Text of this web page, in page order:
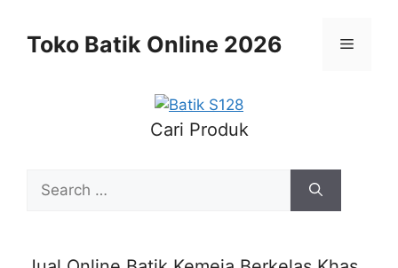
contentToko Batik Online 2026 Menu
Cari Produk
for: